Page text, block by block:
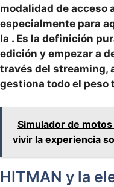
modalidad de acceso
especialmente para
la . Es la definición
edición y empezar a
través del streaming,
gestiona todo el peso
Simulador de
vivir la experiencia
HITMAN y la